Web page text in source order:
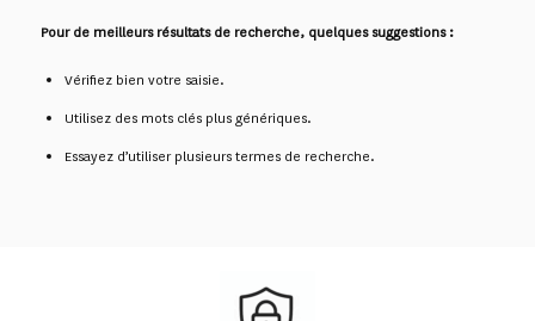
Pour de meilleurs résultats de recherche, quelques suggestions :
Vérifiez bien votre saisie.
Utilisez des mots clés plus génériques.
Essayez d’utiliser plusieurs termes de recherche.